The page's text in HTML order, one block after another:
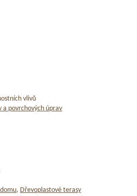
vlivů
a povrchových úprav
, Dřevoplastové terasy